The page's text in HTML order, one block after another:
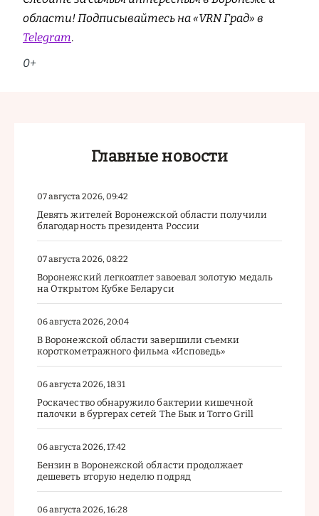
области! Подписывайтесь на «VRN Град» в
Telegram.
0+
Главные новости
07 августа 2026, 09:42
Девять жителей Воронежской области получили
благодарность президента России
07 августа 2026, 08:22
Воронежский легкоатлет завоевал золотую медаль
на Открытом Кубке Беларуси
06 августа 2026, 20:04
В Воронежской области завершили съемки
короткометражного фильма «Исповедь»
06 августа 2026, 18:31
Роскачество обнаружило бактерии кишечной
палочки в бургерах сетей The Бык и Torro Grill
06 августа 2026, 17:42
Бензин в Воронежской области продолжает
дешеветь вторую неделю подряд
06 августа 2026, 16:28